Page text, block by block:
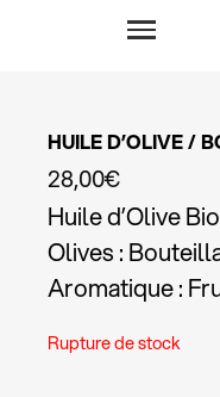
HUILE D’OLIVE /
28,00€
Huile d’Olive
Olives :
Aromatique :
Rupture de stock